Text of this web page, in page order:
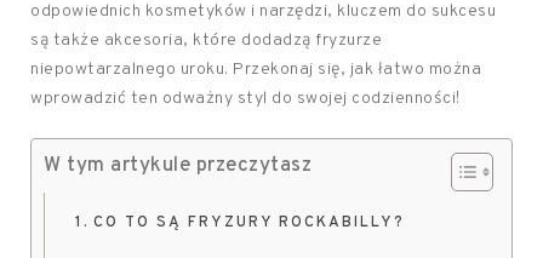
odpowiednich kosmetyków i narzędzi, kluczem do sukcesu
są także akcesoria, które dodadzą fryzurze
niepowtarzalnego uroku. Przekonaj się, jak łatwo można
wprowadzić ten odważny styl do swojej codzienności!
W tym artykule przeczytasz
CO TO SĄ FRYZURY ROCKABILLY?